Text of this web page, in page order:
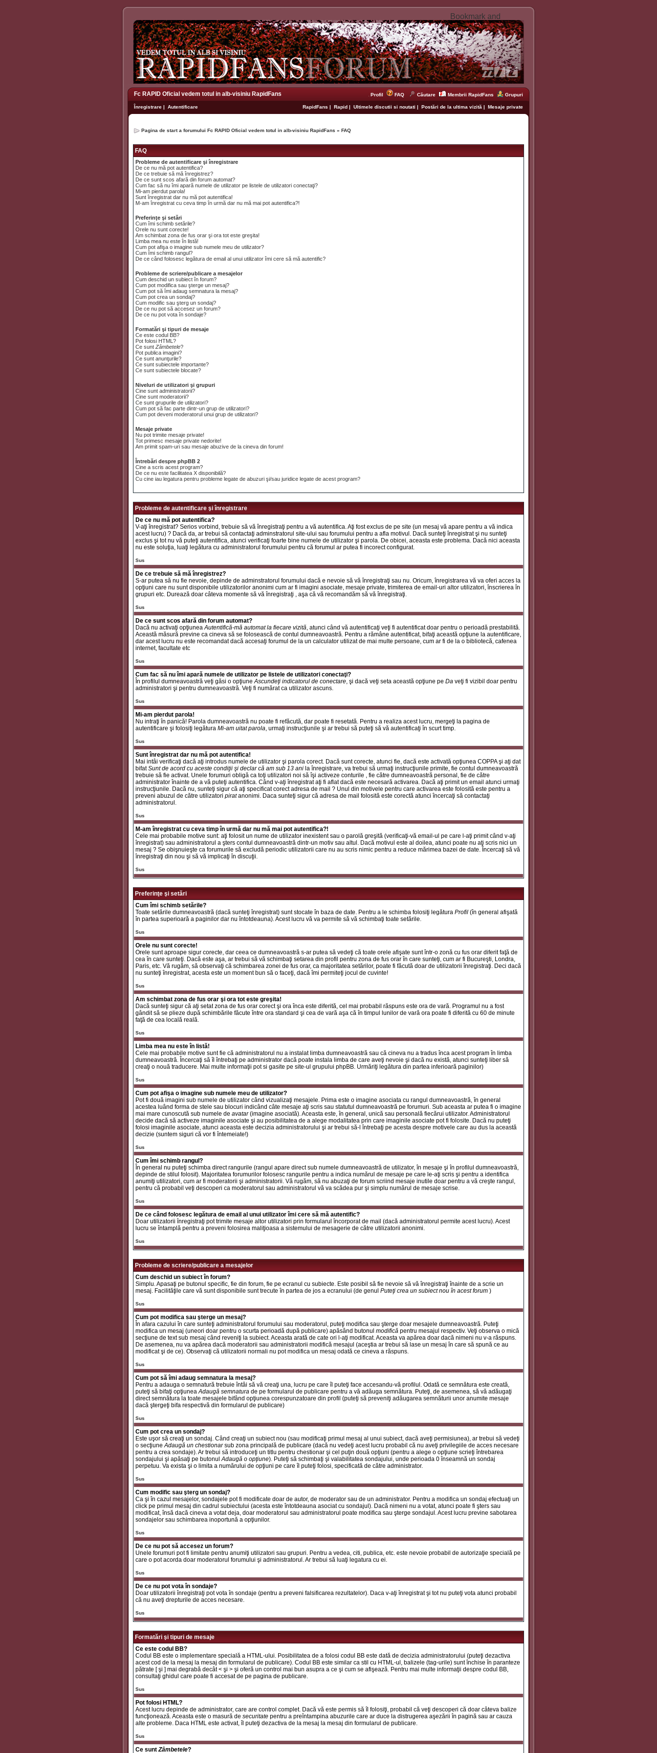
Fc RAPID Oficial vedem totul in alb-visiniu RapidFans Profil FAQ Căutare Membrii RapidFans Grupuri
Înregistrare | Autentificare RapidFans | Rapid | Ultimele discutii si noutati | Postări de la ultima vizită | Mesaje private
Pagina de start a forumului Fc RAPID Oficial vedem totul in alb-visiniu RapidFans » FAQ
FAQ
Probleme de autentificare şi înregistrare
De ce nu mă pot autentifica?
De ce trebuie să mă înregistrez?
De ce sunt scos afară din forum automat?
Cum fac să nu îmi apară numele de utilizator pe listele de utilizatori conectaţi?
Mi-am pierdut parola!
Sunt înregistrat dar nu mă pot autentifica!
M-am înregistrat cu ceva timp în urmă dar nu mă mai pot autentifica?!
Preferinţe şi setări
Cum îmi schimb setările?
Orele nu sunt corecte!
Am schimbat zona de fus orar şi ora tot este greşita!
Limba mea nu este în listă!
Cum pot afişa o imagine sub numele meu de utilizator?
Cum îmi schimb rangul?
De ce când folosesc legătura de email al unui utilizator îmi cere să mă autentific?
Probleme de scriere/publicare a mesajelor
Cum deschid un subiect în forum?
Cum pot modifica sau şterge un mesaj?
Cum pot să îmi adaug semnatura la mesaj?
Cum pot crea un sondaj?
Cum modific sau şterg un sondaj?
De ce nu pot să accesez un forum?
De ce nu pot vota în sondaje?
Formatări şi tipuri de mesaje
Ce este codul BB?
Pot folosi HTML?
Ce sunt Zâmbetele?
Pot publica imagini?
Ce sunt anunţurile?
Ce sunt subiectele importante?
Ce sunt subiectele blocate?
Niveluri de utilizatori şi grupuri
Cine sunt administratorii?
Cine sunt moderatorii?
Ce sunt grupurile de utilizatori?
Cum pot să fac parte dintr-un grup de utilizatori?
Cum pot deveni moderatorul unui grup de utilizatori?
Mesaje private
Nu pot trimite mesaje private!
Tot primesc mesaje private nedorite!
Am primit spam-uri sau mesaje abuzive de la cineva din forum!
Întrebări despre phpBB 2
Cine a scris acest program?
De ce nu este facilitatea X disponibilă?
Cu cine iau legatura pentru probleme legate de abuzuri şi/sau juridice legate de acest program?
Probleme de autentificare şi înregistrare
De ce nu mă pot autentifica?
V-aţi înregistrat? Serios vorbind, trebuie să vă înregistraţi pentru a vă autentifica. Aţi fost exclus de pe site (un mesaj vă apare pentru a vă indica
acest lucru) ? Dacă da, ar trebui să contactaţi adminstratorul site-ului sau forumului pentru a afla motivul. Dacă sunteţi înregistrat şi nu sunteţi
exclus şi tot nu vă puteţi autentifica, atunci verificaţi foarte bine numele de utilizator şi parola. De obicei, aceasta este problema. Dacă nici aceasta
nu este soluţia, luaţi legătura cu administratorul forumului pentru că forumul ar putea fi incorect configurat.
Sus
De ce trebuie să mă înregistrez?
S-ar putea să nu fie nevoie, depinde de adminstratorul forumului dacă e nevoie să vă înregistraţi sau nu. Oricum, înregistrarea vă va oferi acces la
opţiuni care nu sunt disponibile utilizatorilor anonimi cum ar fi imagini asociate, mesaje private, trimiterea de email-uri altor utilizatori, înscrierea în
grupuri etc. Durează doar câteva momente să vă înregistraţi , aşa că vă recomandăm să vă înregistraţi.
Sus
De ce sunt scos afară din forum automat?
Dacă nu activaţi opţiuneaAutentifică-mă automat la fiecare vizită, atunci când vă autentificaţi veţi fi autentificat doar pentru o perioadă prestabilită.
Această măsură previne ca cineva să se folosească de contul dumneavoastră. Pentru a rămâne autentificat, bifaţi această opţiune la autentificare,
dar acest lucru nu este recomandat dacă accesaţi forumul de la un calculator utilizat de mai multe persoane, cum ar fi de la o bibliotecă, cafenea
internet, facultate etc
Sus
Cum fac să nu îmi apară numele de utilizator pe listele de utilizatori conectaţi?
În profilul dumneavoastră veţi găsi o opţiuneAscundeţi indicatorul de conectare, şi dacă veţi seta această opţiune pe Da veţi fi vizibil doar pentru
administratori şi pentru dumneavoastră. Veţi fi numărat ca utilizator ascuns.
Sus
Mi-am pierdut parola!
Nu intraţi în panică! Parola dumneavoastră nu poate fi refăcută, dar poate fi resetată. Pentru a realiza acest lucru, mergeţi la pagina de
autentificare şi folosiţi legătura Mi-am uitat parola, urmaţi instrucţiunile şi ar trebui să puteţi să vă autentificaţi în scurt timp.
Sus
Sunt înregistrat dar nu mă pot autentifica!
Mai intâi verificaţi dacă aţi introdus numele de utilizator şi parola corect. Dacă sunt corecte, atunci fie, dacă este activată opţiunea COPPA şi aţi dat
bifatSunt de acord cu aceste condiţii şi declar că am sub 13 ani la înregistrare, va trebui să urmaţi instrucţiunile primite, fie contul dumneavoastră
trebuie să fie activat. Unele forumuri obligă ca toţi utilizatori noi să îşi activeze conturile , fie către dumneavoastră personal, fie de către
administrator înainte de a vă puteţi autentifica. Când v-aţi înregistrat aţi fi aflat dacă este necesară activarea. Dacă aţi primit un email atunci urmaţi
instrucţiunile. Dacă nu, sunteţi sigur că aţi specificat corect adresa de mail ? Unul din motivele pentru care activarea este folosită este pentru a
preveni abuzul de către utilizatori piratanonimi. Daca sunteţi sigur că adresa de mail folosită este corectă atunci încercaţi să contactaţi
administratorul.
Sus
M-am înregistrat cu ceva timp în urmă dar nu mă mai pot autentifica?!
Cele mai probabile motive sunt: aţi folosit un nume de utilizator inexistent sau o parolă greşită (verificaţi-vă email-ul pe care l-aţi primit când v-aţi
înregistrat) sau administratorul a şters contul dumneavoastră dintr-un motiv sau altul. Dacă motivul este al doilea, atunci poate nu aţi scris nici un
mesaj ? Se obişnuieşte ca forumurile să excludă periodic utilizatorii care nu au scris nimic pentru a reduce mărimea bazei de date. Încercaţi să vă
înregistraţi din nou şi să vă implicaţi în discuţii.
Sus
Preferinţe şi setări
Cum îmi schimb setările?
Toate setările dumneavoastră (dacă sunteţi înregistrat) sunt stocate în baza de date. Pentru a le schimba folosiţi legătura Profil (în general afişată
în partea superioară a paginilor dar nu întotdeauna). Acest lucru vă va permite să vă schimbaţi toate setările.
Sus
Orele nu sunt corecte!
Orele sunt aproape sigur corecte, dar ceea ce dumneavoastră s-ar putea să vedeţi că toate orele afişate sunt într-o zonă cu fus orar diferit faţă de
cea în care sunteţi. Dacă este aşa, ar trebui să vă schimbaţi setarea din profil pentru zona de fus orar în care sunteţi, cum ar fi Bucureşti, Londra,
Paris, etc. Vă rugăm, să observaţi că schimbarea zonei de fus orar, ca majoritatea setărilor, poate fi făcută doar de utilizatorii înregistraţi. Deci dacă
nu sunteţi înregistrat, acesta este un moment bun să o faceţi, dacă îmi permiteţi jocul de cuvinte!
Sus
Am schimbat zona de fus orar şi ora tot este greşita!
Dacă sunteţi sigur că aţi setat zona de fus orar corect şi ora înca este diferită, cel mai probabil răspuns este ora de vară. Programul nu a fost
gândit să se plieze după schimbările făcute între ora standard şi cea de vară aşa că în timpul lunilor de vară ora poate fi diferită cu 60 de minute
faţă de cea locală reală.
Sus
Limba mea nu este în listă!
Cele mai probabile motive sunt fie că administratorul nu a instalat limba dumneavoastră sau că cineva nu a tradus înca acest program în limba
dumneavoastră. Încercaţi să îl întrebaţi pe administrator dacă poate instala limba de care aveţi nevoie şi dacă nu există, atunci sunteţi liber să
creaţi o nouă traducere. Mai multe informaţii pot si gasite pe site-ul grupului phpBB. Urmăriţi legătura din partea inferioară paginilor)
Sus
Cum pot afişa o imagine sub numele meu de utilizator?
Pot fi două imagini sub numele de utilizator când vizualizaţi mesajele. Prima este o imagine asociata cu rangul dumneavoastră, în general
acestea luând forma de stele sau blocuri indicând câte mesaje aţi scris sau statutul dumneavoastră pe forumuri. Sub aceasta ar putea fi o imagine
mai mare cunoscută sub numele de avatar(imagine asociată). Aceasta este, în general, unică sau personală fiecărui utilizator. Administratorul
decide dacă să activeze imaginile asociate şi au posibilitatea de a alege modalitatea prin care imaginile asociate pot fi folosite. Dacă nu puteţi
folosi imaginile asociate, atunci aceasta este decizia administratorului şi ar trebui să-l întrebaţi pe acesta despre motivele care au dus la această
decizie (suntem siguri că vor fi întemeiate!)
Sus
Cum îmi schimb rangul?
În general nu puteţi schimba direct rangurile (rangul apare direct sub numele dumneavoastră de utilizator, în mesaje şi în profilul dumneavoastră,
depinde de stilul folosit). Majoritatea forumurilor folosesc rangurile pentru a indica numărul de mesaje pe care le-aţi scris şi pentru a identifica
anumiţi utilizatori, cum ar fi moderatorii şi administratorii. Vă rugăm, să nu abuzaţi de forum scriind mesaje inutile doar pentru a vă creşte rangul,
pentru că probabil veţi descoperi ca moderatorul sau administratorul vă va scădea pur şi simplu numărul de mesaje scrise.
Sus
De ce când folosesc legătura de email al unui utilizator îmi cere să mă autentific?
Doar utilizatorii înregistraţi pot trimite mesaje altor utilizatori prin formularul încorporat de mail (dacă administratorul permite acest lucru). Acest
lucru se întamplă pentru a preveni folosirea maliţioasa a sistemului de mesagerie de către utilizatorii anonimi.
Sus
Probleme de scriere/publicare a mesajelor
Cum deschid un subiect în forum?
Simplu. Apasaţi pe butonul specific, fie din forum, fie pe ecranul cu subiecte. Este posibil să fie nevoie să vă înregistraţi înainte de a scrie un
mesaj. Facilităţile care vă sunt disponibile sunt trecute în partea de jos a ecranului (de genul Puteţi crea un subiect nou în acest forum )
Sus
Cum pot modifica sau şterge un mesaj?
În afara cazului în care sunteţi administratorul forumului sau moderatorul, puteţi modifica sau şterge doar mesajele dumneavoastră. Puteţi
modifica un mesaj (uneori doar pentru o scurta perioadă după publicare) apăsând butonul modifică pentru mesajul respectiv. Veţi observa o mică
secţiune de text sub mesaj când reveniţi la subiect. Aceasta arată de cate ori l-aţi modificat. Aceasta va apărea doar dacă nimeni nu v-a răspuns.
De asemenea, nu va apărea dacă moderatorii sau administratorii modifică mesajul (aceştia ar trebui să lase un mesaj în care să spună ce au
modificat şi de ce). Observaţi că utilizatorii normali nu pot modifica un mesaj odată ce cineva a răspuns.
Sus
Cum pot să îmi adaug semnatura la mesaj?
Pentru a adauga o semnatură trebuie întâi să vă creaţi una, lucru pe care îl puteţi face accesandu-vă profilul. Odată ce semnătura este creată,
puteţi să bifaţi opţiuneaAdaugă semnatura de pe formularul de publicare pentru a vă adăuga semnătura. Puteţi, de asemenea, să vă adăugaţi
direct semnătura la toate mesajele bifând opţiunea corespunzatoare din profil (puteţi să preveniţi adăugarea semnăturii unor anumite mesaje
dacă ştergeţi bifa respectivă din formularul de publicare)
Sus
Cum pot crea un sondaj?
Este uşor să creaţi un sondaj. Când creaţi un subiect nou (sau modificaţi primul mesaj al unui subiect, dacă aveţi permisiunea), ar trebui să vedeţi
o secţiuneAdaugă un chestionarsub zona principală de publicare (dacă nu vedeţi acest lucru probabil că nu aveţi privilegiile de acces necesare
pentru a crea sondaje). Ar trebui să introduceţi un titlu pentru chestionar şi cel puţin două opţiuni (pentru a alege o opţiune scrieţi întrebarea
sondajului şi apăsaţi pe butonulAdaugă o opţiune). Puteţi să schimbaţi şi valabilitatea sondajului, unde perioada 0 înseamnă un sondaj
perpetuu. Va exista şi o limita a numărului de opţiuni pe care îl puteţi folosi, specificată de către administrator.
Sus
Cum modific sau şterg un sondaj?
Ca şi în cazul mesajelor, sondajele pot fi modificate doar de autor, de moderator sau de un administrator. Pentru a modifica un sondaj efectuaţi un
click pe primul mesaj din cadrul subiectului (acesta este întotdeauna asociat cu sondajul). Dacă nimeni nu a votat, atunci poate fi şters sau
modificat, însă dacă cineva a votat deja, doar moderatorul sau administratorul poate modifica sau şterge sondajul. Acest lucru previne sabotarea
sondajelor sau schimbarea inoportună a opţiunilor.
Sus
De ce nu pot să accesez un forum?
Unele forumuri pot fi limitate pentru anumiţi utilizatori sau grupuri. Pentru a vedea, citi, publica, etc. este nevoie probabil de autorizaţie specială pe
care o pot acorda doar moderatorul forumului şi administratorul. Ar trebui să luaţi legatura cu ei.
Sus
De ce nu pot vota în sondaje?
Doar utilizatorii înregistraţi pot vota în sondaje (pentru a preveni falsificarea rezultatelor). Daca v-aţi înregistrat şi tot nu puteţi vota atunci probabil
că nu aveţi drepturile de acces necesare.
Sus
Formatări şi tipuri de mesaje
Ce este codul BB?
Codul BB este o implementare specială a HTML-ului. Posibilitatea de a folosi codul BB este dată de decizia administratorului (puteţi dezactiva
acest cod de la mesaj la mesaj din formularul de publicare). Codul BB este similar ca stil cu HTML-ul, balizele (tag-urile) sunt închise în paranteze
pătrate [ şi ] mai degrabă decât < şi > şi oferă un control mai bun asupra a ce şi cum se afişează. Pentru mai multe informaţii despre codul BB,
consultaţi ghidul care poate fi accesat de pe pagina de publicare.
Sus
Pot folosi HTML?
Acest lucru depinde de administrator, care are control complet. Dacă vă este permis să îl folosiţi, probabil că veţi descoperi că doar câteva balize
funcţionează. Aceasta este o masură de securitate pentru a preîntampina abuzurile care ar duce la distrugerea aşezării în pagină sau ar cauza
alte probleme. Daca HTML este activat, îl puteţi dezactiva de la mesaj la mesaj din formularul de publicare.
Sus
Ce suntZâmbetele?